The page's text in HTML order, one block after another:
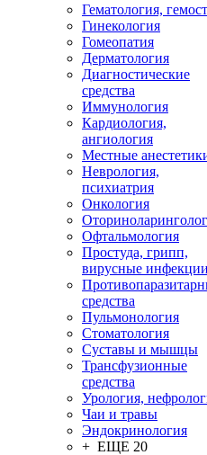
Гематология,
Гинекология
Гомеопатия
Дерматология
Диагностические
средства
Иммунология
Кардиология,
ангиология
Местные
Неврология,
психиатрия
Онкология
Офтальмология
Простуда, грипп,
вирусные инфекции
средства
Пульмонология
Стоматология
Суставы и мышцы
Трансфузионные
средства
Урология,
Чаи и травы
Эндокринология
+ ЕЩЕ 20